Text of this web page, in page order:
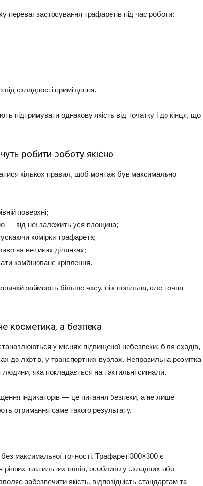
переваг застосування трафаретів під час роботи:
складності приміщення.
підтримувати однакову якість від початку і до кінця, що
робити роботу якісно
кількох правил, щоб монтаж був максимально
поверхні;
— від неї залежить уся площина;
комірки трафарета;
на великих ділянках;
комбіноване кріплення.
займають більше часу, ніж повільна, але точна
косметика, а безпека
у місцях підвищеної небезпеки: біля сходів,
до ліфтів, у транспортних вузлах. Неправильна розмітка
яка покладається на тактильні сигнали.
індикаторів — це питання безпеки, а не лише
отримання саме такого результату.
максимальної точності. Трафарет 300×300 є
тактильних полів, особливо у складних або
забезпечити якість, відповідність стандартам та